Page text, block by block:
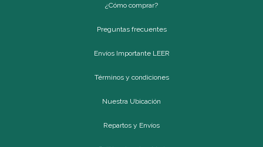
¿Cómo comprar?
Preguntas frecuentes
Envíos Importante LEER
Términos y condiciones
Nuestra Ubicación
Repartos y Envíos